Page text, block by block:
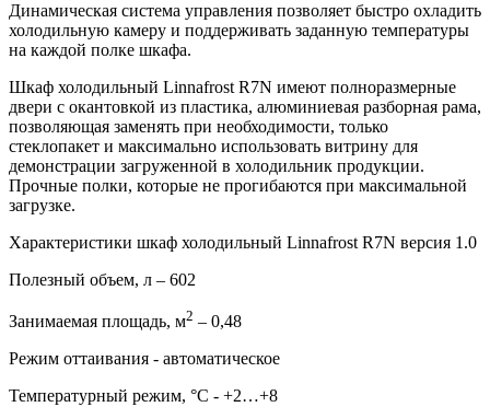
Динамическая система управления позволяет быстро охладить
холодильную камеру и поддерживать заданную температуры
на каждой полке шкафа.
Шкаф холодильный Linnafrost R7N имеют полноразмерные
двери с окантовкой из пластика, алюминиевая разборная рама,
позволяющая заменять при необходимости, только
стеклопакет и максимально использовать витрину для
демонстрации загруженной в холодильник продукции.
Прочные полки, которые не прогибаются при максимальной
загрузке.
Характеристики шкаф холодильный Linnafrost R7N версия 1.0
Полезный объем, л – 602
Занимаемая площадь, м2 – 0,48
Режим оттаивания - автоматическое
Температурный режим, °C - +2…+8